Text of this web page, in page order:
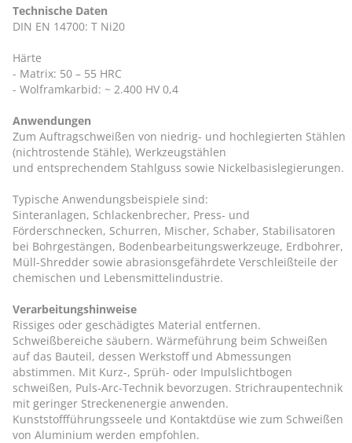
Technische Daten
DIN EN 14700: T Ni20
Härte
- Matrix: 50 – 55 HRC
- Wolframkarbid: ~ 2.400 HV 0,4
Anwendungen
Zum Auftragschweißen von niedrig- und hochlegierten Stählen
(nichtrostende Stähle), Werkzeugstählen
und entsprechendem Stahlguss sowie Nickelbasislegierungen.
Typische Anwendungsbeispiele sind:
Sinteranlagen, Schlackenbrecher, Press- und
Förderschnecken, Schurren, Mischer, Schaber, Stabilisatoren
bei Bohrgestängen, Bodenbearbeitungswerkzeuge, Erdbohrer,
Müll-Shredder sowie abrasionsgefährdete Verschleißteile der
chemischen und Lebensmittelindustrie.
Verarbeitungshinweise
Rissiges oder geschädigtes Material entfernen.
Schweißbereiche säubern. Wärmeführung beim Schweißen
auf das Bauteil, dessen Werkstoff und Abmessungen
abstimmen. Mit Kurz-, Sprüh- oder Impulslichtbogen
schweißen, Puls-Arc-Technik bevorzugen. Strichraupentechnik
mit geringer Streckenenergie anwenden.
Kunststoffführungsseele und Kontaktdüse wie zum Schweißen
von Aluminium werden empfohlen.